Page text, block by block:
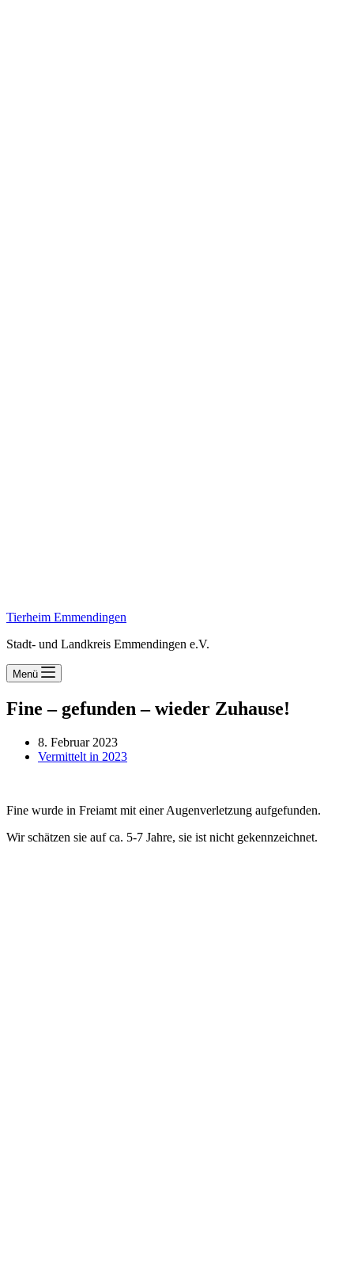
Tierheim Emmendingen
Stadt- und Landkreis Emmendingen e.V.
Menü
Fine – gefunden – wieder Zuhause!
8. Februar 2023
Vermittelt in 2023
Fine wurde in Freiamt mit einer Augenverletzung aufgefunden.
Wir schätzen sie auf ca. 5-7 Jahre, sie ist nicht gekennzeichnet.